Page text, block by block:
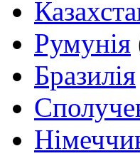
Румунія
Бразилія